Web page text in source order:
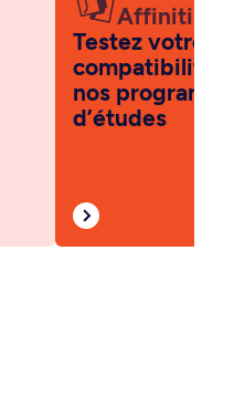
Affiniti
Testez votre
compatibilité
nos
d’études